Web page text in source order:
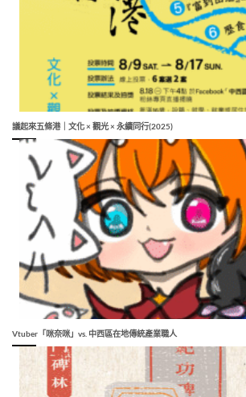
議起來五條港｜文化 × 觀光 × 永續同行(2025)
Vtuber「咪奈咪」vs. 中西區在地傳統產業職人